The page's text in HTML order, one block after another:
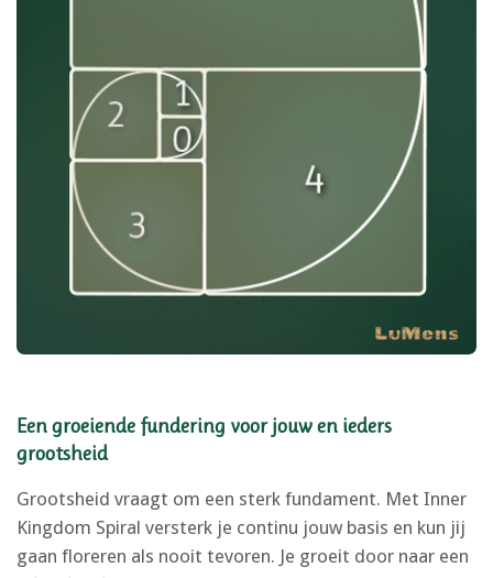
Een groeiende fundering voor jouw en ieders
grootsheid
Grootsheid vraagt om een sterk fundament. Met Inner
Kingdom Spiral versterk je continu jouw basis en kun jij
gaan floreren als nooit tevoren. Je groeit door naar een